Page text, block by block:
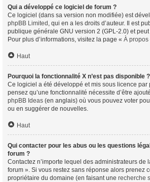
Qui a développé ce logiciel de forum ?
Ce logiciel (dans sa version non modifiée) est
phpBB Limited , qui en a les droits d’auteur. Il est
publique générale GNU version 2 (GPL-2.0) et
Pour plus d’informations, visitez la page « À propos
Haut
Pourquoi la fonctionnalité X n’est pas disponible ?
Ce logiciel a été développé et mis sous licence par
pensez qu’une fonctionnalité nécessite d’être
phpBB Ideas (en anglais) où vous pouvez voter
ou en suggérer de nouvelles.
Haut
Qui contacter pour les abus ou les questions
forum ?
Contactez n’importe lequel des administrateurs de
forum ». Si vous restez sans réponse alors prenez
propriétaire du domaine (en faisant une recherche